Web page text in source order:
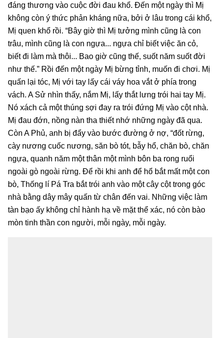
đáng thương vào cuộc đời đau khổ. Đến một ngày thì Mị
không còn ý thức phản kháng nữa, bởi ở lâu trong cái khổ,
Mị quen khổ rồi. “Bây giờ thì Mị tưởng mình cũng là con
trâu, mình cũng là con ngựa... ngựa chỉ biết việc ăn cỏ,
biết đi làm mà thôi... Bao giờ cũng thế, suốt năm suốt đời
như thế.” Rồi đến một ngày Mị bừng tỉnh, muốn đi chơi. Mị
quấn lại tóc, Mị với tay lấy cái váy hoa vắt ở phía trong
vách. A Sử nhìn thấy, nắm Mị, lấy thắt lưng trói hai tay Mị.
Nó xách cả một thúng sợi đay ra trói đứng Mị vào cột nhà.
Mị đau đớn, nồng nàn tha thiết nhớ những ngày đã qua.
Còn A Phủ, anh bị đẩy vào bước đường ở nợ, “đốt rừng,
cày nương cuốc nương, săn bò tót, bẫy hổ, chăn bò, chăn
ngựa, quanh năm một thân một mình bôn ba rong ruổi
ngoài gò ngoài rừng. Để rồi khi anh để hổ bắt mất một con
bò, Thống lí Pá Tra bắt trói anh vào một cây cột trong góc
nhà bằng dây mây quấn từ chân đến vai. Những việc làm
tàn bạo ấy không chỉ hành hạ về mặt thể xác, nó còn bào
mòn tinh thần con người, mỗi ngày, mỗi ngày.